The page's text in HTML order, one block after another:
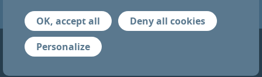
© 2026 Tous droits réservés — Clinique Pasteur de Toulouse
Mentions légales
OK, accept all
Deny all cookies
Personalize